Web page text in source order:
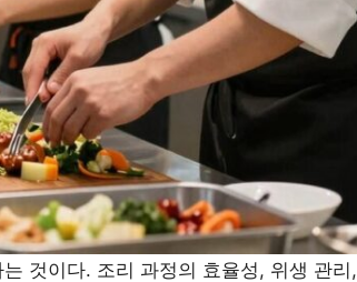
것이다. 조리 과정의 효율성, 위생 관리,